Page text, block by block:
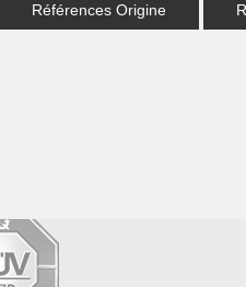
Références Origine